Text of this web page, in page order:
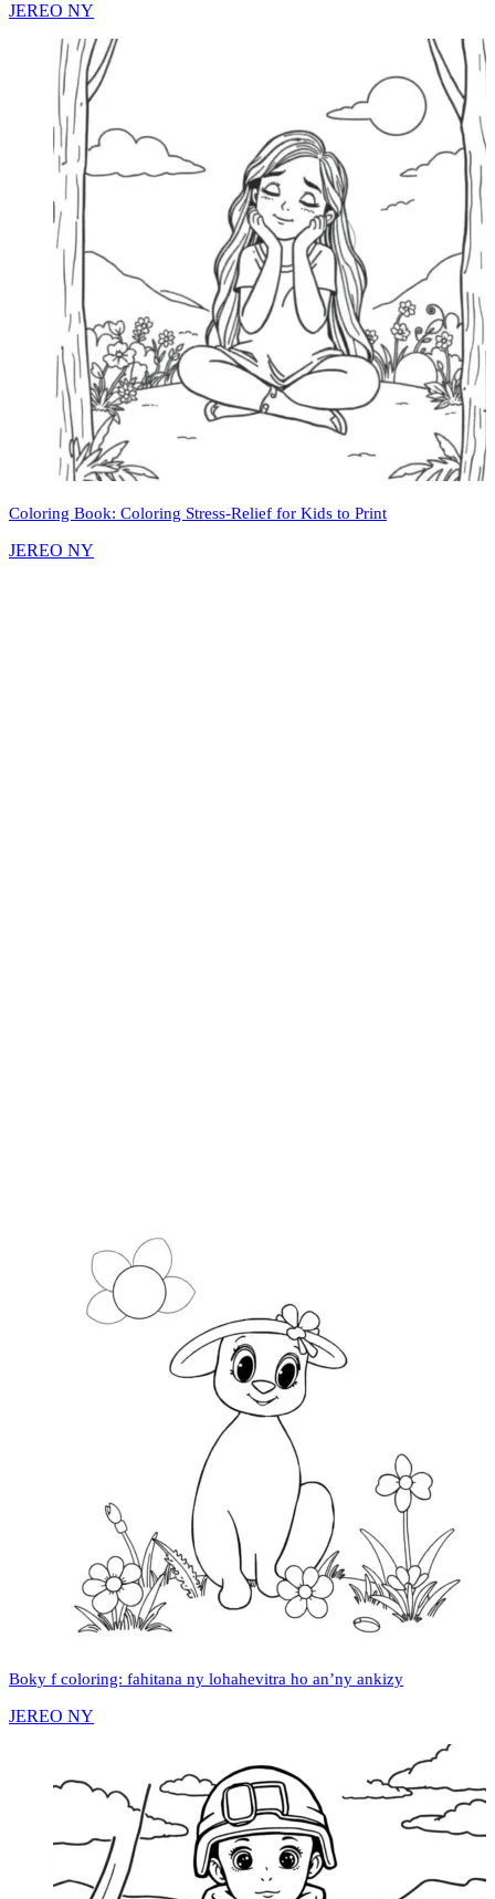
JEREO NY
Coloring Book: Coloring Stress-Relief for Kids to Print
JEREO NY
Boky f coloring: fahitana ny lohahevitra ho an’ny ankizy
JEREO NY